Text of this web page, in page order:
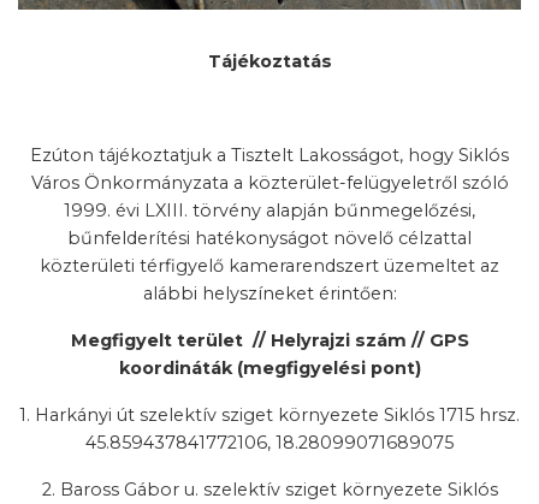
Tájékoztatás
Ezúton tájékoztatjuk a Tisztelt Lakosságot, hogy Siklós
Város Önkormányzata a közterület-felügyeletről szóló
1999. évi LXIII. törvény alapján bűnmegelőzési,
bűnfelderítési hatékonyságot növelő célzattal
közterületi térfigyelő kamerarendszert üzemeltet az
alábbi helyszíneket érintően:
Megfigyelt terület // Helyrajzi szám // GPS
koordináták (megfigyelési pont)
1. Harkányi út szelektív sziget környezete Siklós 1715 hrsz.
45.859437841772106, 18.28099071689075
2. Baross Gábor u. szelektív sziget környezete Siklós